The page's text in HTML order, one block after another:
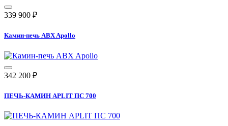
339 900 ₽
Камин-печь ABX Apollo
342 200 ₽
ПЕЧЬ-КАМИН APLIT ПС 700